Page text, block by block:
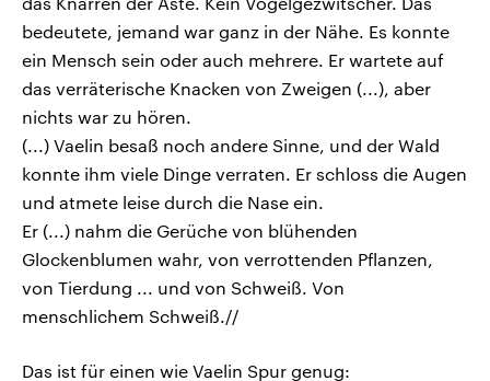
bedeutete, jemand war ganz in der Nähe. Es konnte
ein Mensch sein oder auch mehrere. Er wartete auf
das verräterische Knacken von Zweigen (...), aber
nichts war zu hören.
(...) Vaelin besaß noch andere Sinne, und der Wald
konnte ihm viele Dinge verraten. Er schloss die Augen
und atmete leise durch die Nase ein.
Er (...) nahm die Gerüche von blühenden
Glockenblumen wahr, von verrottenden Pflanzen,
von Tierdung ... und von Schweiß. Von
menschlichem Schweiß.//
Das ist für einen wie Vaelin Spur genug: